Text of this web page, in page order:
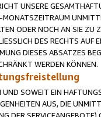
UNSERE
ODER NOCH AN SIE ZU
DES RECHTS AUF
DIESES ABSATZES
WERDEN KÖNNEN.
UND SOWEIT EIN
AUS, DIE
DER SERVICEANGEBOTE)